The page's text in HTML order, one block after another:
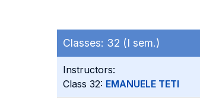
Classes: 32 (I sem.)
Instructors:
Class 32: EMANUELE TETI